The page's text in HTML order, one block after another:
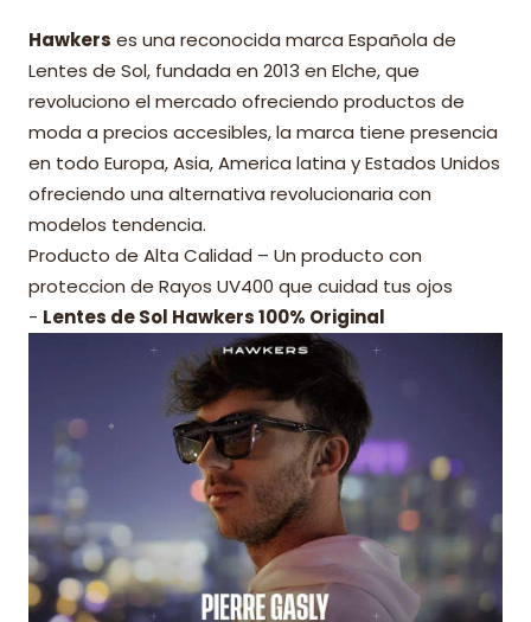
Hawkers es una reconocida marca Española de
Lentes de Sol, fundada en 2013 en Elche, que
revoluciono el mercado ofreciendo productos de
moda a precios accesibles, la marca tiene presencia
en todo Europa, Asia, America latina y Estados Unidos
ofreciendo una alternativa revolucionaria con
modelos tendencia.
Producto de Alta Calidad – Un producto con
proteccion de Rayos UV400 que cuidad tus ojos
- Lentes de Sol Hawkers 100% Original